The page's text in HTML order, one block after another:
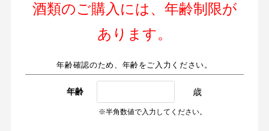
酒類のご購入には、年齢制限が
あります。
年齢確認のため、年齢をご入力ください。
年齢 歳
※半角数値で入力してください。